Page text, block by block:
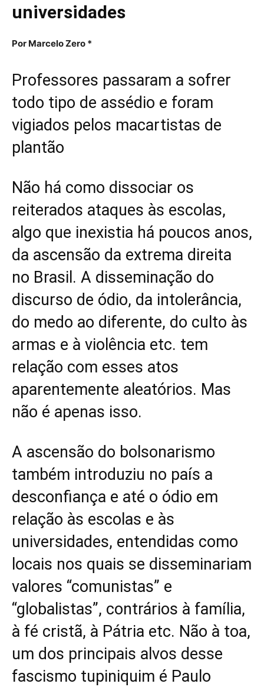
universidades
Por Marcelo Zero *
Professores passaram a sofrer
todo tipo de assédio e foram
vigiados pelos macartistas de
plantão
Não há como dissociar os
reiterados ataques às escolas,
algo que inexistia há poucos anos,
da ascensão da extrema direita
no Brasil. A disseminação do
discurso de ódio, da intolerância,
do medo ao diferente, do culto às
armas e à violência etc. tem
relação com esses atos
aparentemente aleatórios. Mas
não é apenas isso.
A ascensão do bolsonarismo
também introduziu no país a
desconfiança e até o ódio em
relação às escolas e às
universidades, entendidas como
locais nos quais se disseminariam
valores “comunistas” e
“globalistas”, contrários à família,
à fé cristã, à Pátria etc. Não à toa,
um dos principais alvos desse
fascismo tupiniquim é Paulo